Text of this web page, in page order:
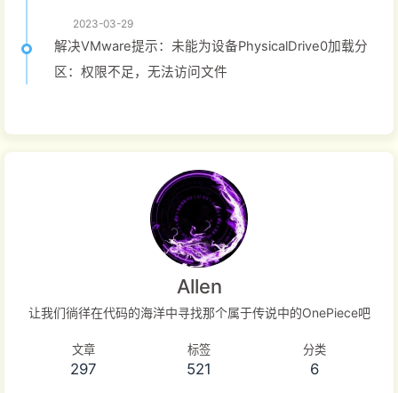
2023-03-29
解决VMware提示：未能为设备PhysicalDrive0加载分
区：权限不足，无法访问文件
Allen
让我们徜徉在代码的海洋中寻找那个属于传说中的OnePiece吧
文章
297
标签
521
分类
6